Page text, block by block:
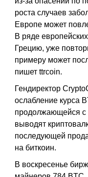
роста случаев
Европе может
В ряде
Грецию, уже
примеру может
пишет ttrcoin.
Гендиректор
ослабление курса
продолжающейся с
выводят
последующей
на биткоин.
В воскресенье